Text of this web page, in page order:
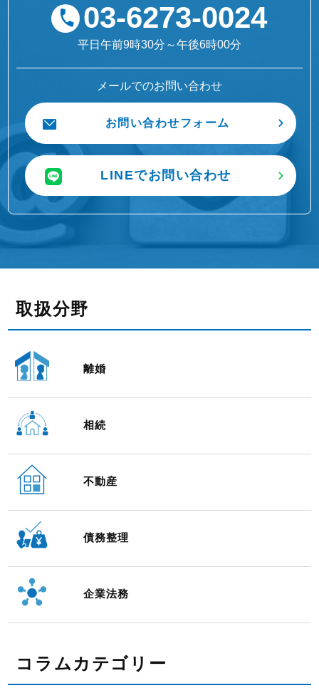
03-6273-0024
平日午前9時30分～午後6時00分
メールでのお問い合わせ
お問い合わせフォーム
LINEでお問い合わせ
取扱分野
離婚
相続
不動産
債務整理
企業法務
コラムカテゴリー